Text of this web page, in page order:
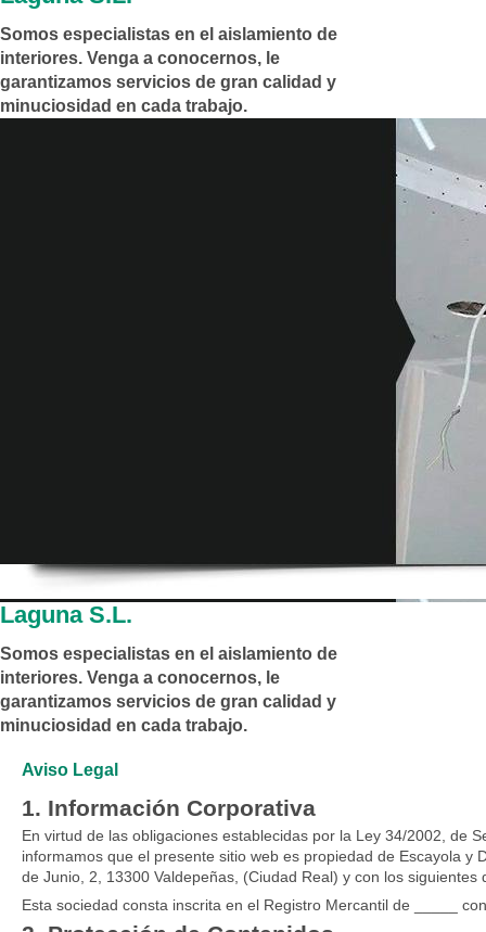
Somos especialistas en el aislamiento de
interiores. Venga a conocernos, le
garantizamos servicios de gran calidad y
minuciosidad en cada trabajo.
Laguna S.L.
Somos especialistas en el aislamiento de
interiores. Venga a conocernos, le
garantizamos servicios de gran calidad y
minuciosidad en cada trabajo.
Aviso Legal
1. Información Corporativa
En virtud de las obligaciones establecidas por la Ley 34/2002, de
informamos que el presente sitio web es propiedad de Escayola y
de Junio, 2, 13300 Valdepeñas, (Ciudad Real) y con los
Esta sociedad consta inscrita en el Registro Mercantil de _____